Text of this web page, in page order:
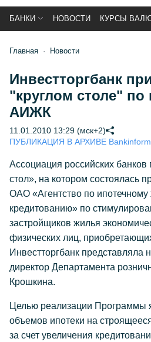
БАНКИ НОВОСТИ КУРСЫ
Главная Новости
Инвестторгбанк
"круглом столе"
АИЖК
11.01.2010 13:29 (мск+2)
ПУБЛИКАЦИЯ В АРХИВЕ
Ассоциация российских банков
стол», на котором состоялась
ОАО «Агентство по
кредитованию» по
застройщиков жилья
физических лиц,
Инвестторгбанк представляла
директор Департамента
Крошкина.
Целью реализации Программы
объемов ипотеки на
за счет увеличения